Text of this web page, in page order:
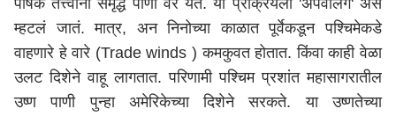
पोषक तत्त्वांनी समृद्ध पाणी वर येते. या प्रक्रियेला 'अपवेलिंग' असं
म्हटलं जातं. मात्र, अन निनोच्या काळात पूर्वेकडून पश्चिमेकडे
वाहणारे हे वारे (Trade winds ) कमकुवत होतात. किंवा काही वेळा
उलट दिशेने वाहू लागतात. परिणामी पश्चिम प्रशांत महासागरातील
उष्ण पाणी पुन्हा अमेरिकेच्या दिशेने सरकते. या उष्णतेच्या